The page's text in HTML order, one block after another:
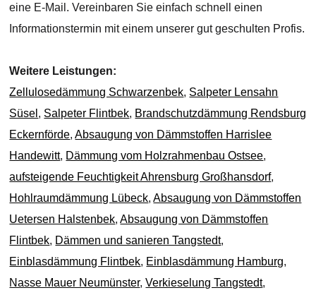
eine E-Mail. Vereinbaren Sie einfach schnell einen
Informationstermin mit einem unserer gut geschulten Profis.
Weitere Leistungen:
Zellulosedämmung Schwarzenbek, Salpeter Lensahn
Süsel , Salpeter Flintbek, Brandschutzdämmung Rendsburg
Eckernförde,Absaugung von Dämmstoffen Harrislee
Handewitt, Dämmung vom Holzrahmenbau Ostsee,
aufsteigende Feuchtigkeit Ahrensburg Großhansdorf,
Hohlraumdämmung Lübeck,Absaugung von Dämmstoffen
Uetersen Halstenbek,Absaugung von Dämmstoffen
Flintbek, Dämmen und sanieren Tangstedt,
Einblasdämmung Flintbek, Einblasdämmung Hamburg,
Nasse Mauer Neumünster,Verkieselung Tangstedt,